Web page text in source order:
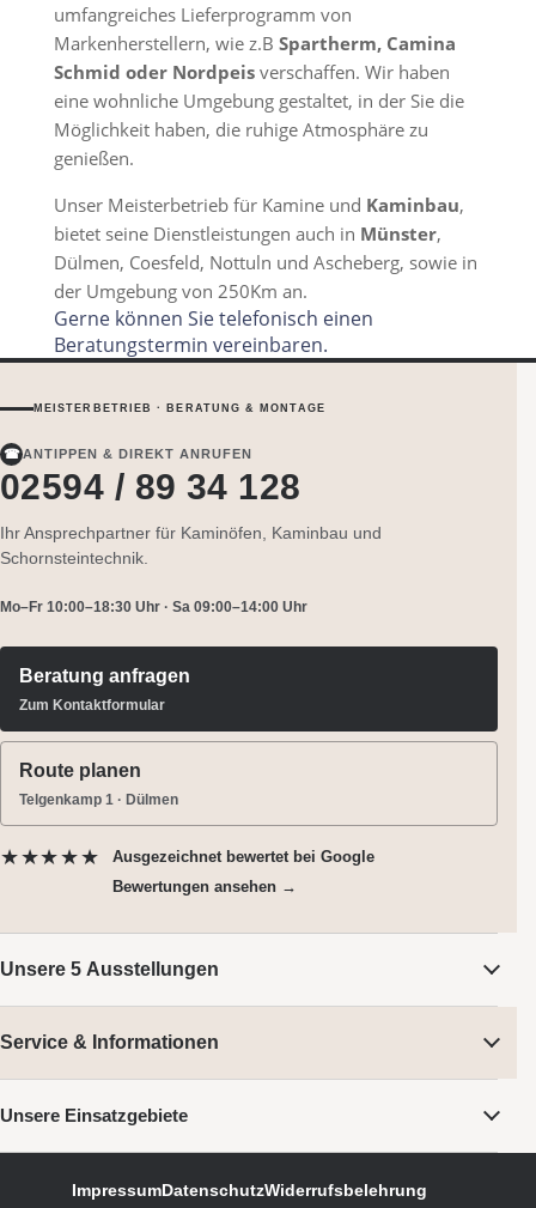
umfangreiches Lieferprogramm von
Markenherstellern, wie z.B Spartherm, Camina
Schmid oder Nordpeisverschaffen. Wir haben
eine wohnliche Umgebung gestaltet, in der Sie die
Möglichkeit haben, die ruhige Atmosphäre zu
genießen.
Unser Meisterbetrieb für Kamine und Kaminbau,
bietet seine Dienstleistungen auch in Münster,
Dülmen, Coesfeld, Nottuln und Ascheberg, sowie in
der Umgebung von 250Km an.
Gerne können Sie telefonisch einen
Beratungstermin vereinbaren.
MEISTERBETRIEB · BERATUNG & MONTAGE
☎ ANTIPPEN & DIREKT ANRUFEN
02594 / 89 34 128
Ihr Ansprechpartner für Kaminöfen, Kaminbau und
Schornsteintechnik.
Mo–Fr 10:00–18:30 Uhr · Sa 09:00–14:00 Uhr
Beratung anfragen
Zum Kontaktformular
Route planen
Telgenkamp 1 · Dülmen
★★★★★ Ausgezeichnet bewertetbei Google
Bewertungen ansehen →
Unsere 5 Ausstellungen
Service & Informationen
Unsere Einsatzgebiete
ImpressumDatenschutzWiderrufsbelehrung